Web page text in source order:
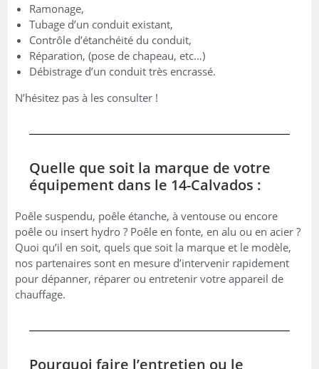
Ramonage,
Tubage d’un conduit existant,
Contrôle d’étanchéité du conduit,
Réparation, (pose de chapeau, etc…)
Débistrage d’un conduit très encrassé.
N’hésitez pas à les consulter !
Quelle que soit la marque de votre
équipement dans le 14-Calvados :
Poêle suspendu, poêle étanche, à ventouse ou encore
poêle ou insert hydro ? Poêle en fonte, en alu ou en acier ?
Quoi qu’il en soit, quels que soit la marque et le modèle,
nos partenaires sont en mesure d’intervenir rapidement
pour dépanner, réparer ou entretenir votre appareil de
chauffage.
Pourquoi faire l’entretien ou le